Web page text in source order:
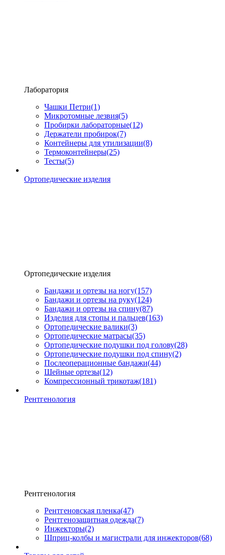
Лаборатория
Чашки Петри(1)
Микротомные лезвия(5)
Пробирки лабораторные(12)
Держатели пробирок(7)
Контейнеры для утилизации(8)
Термоконтейнеры(25)
Тесты(5)
Ортопедические изделия
Ортопедические изделия
Бандажи и ортезы на ногу(157)
Бандажи и ортезы на руку(124)
Бандажи и ортезы на спину(87)
Изделия для стопы и пальцев(163)
Ортопедические валики(3)
Ортопедические матрасы(35)
Ортопедические подушки под голову(28)
Ортопедические подушки под спину(2)
Послеоперационные бандажи(44)
Шейные ортезы(12)
Компрессионный трикотаж(181)
Рентгенология
Рентгенология
Рентгеновская пленка(47)
Рентгенозащитная одежда(7)
Инжекторы(2)
Шприц-колбы и магистрали для инжекторов(68)